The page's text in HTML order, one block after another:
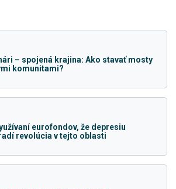
– spojená krajina: Ako stavať mosty
komunitami?
eurofondov, že depresiu
revolúcia v tejto oblasti